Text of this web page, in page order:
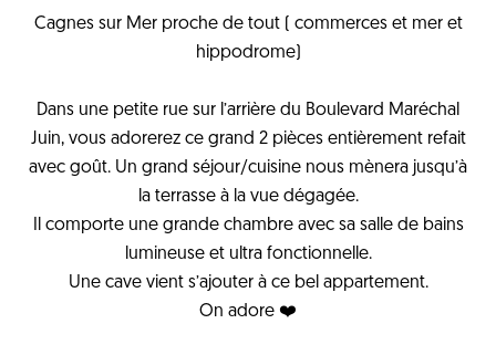
Cagnes sur Mer proche de tout ( commerces et mer et
hippodrome)
Dans une petite rue sur l’arrière du Boulevard Maréchal
Juin, vous adorerez ce grand 2 pièces entièrement refait
avec goût. Un grand séjour/cuisine nous mènera jusqu’à
la terrasse à la vue dégagée.
Il comporte une grande chambre avec sa salle de bains
lumineuse et ultra fonctionnelle.
Une cave vient s’ajouter à ce bel appartement.
On adore ❤️